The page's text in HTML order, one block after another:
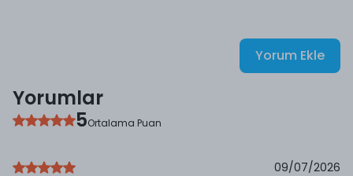
Yorum Ekle
Yorumlar
5Ortalama Puan
09/07/2026